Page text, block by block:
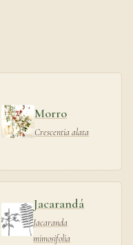
Morro
Crescentia alata
Jacarandá
Jacaranda
mimosifolia